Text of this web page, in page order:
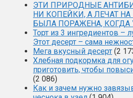
ЭТИ ПРИРОДНЫЕ
НИ КОПЕЙКИ, А ЛЕЧАТ
БЫЛА ПОРАЖЕНА, КОГДА
Торт из 3 ингредиентов –
Этот десерт – сама
Мега вкусный десерт (2
Хлебная подкормка для
приготовить, чтобы
(2 086)
Как и зачем нужно